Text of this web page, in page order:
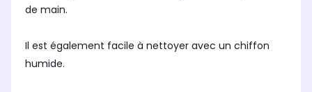
de main.
Il est également facile à nettoyer avec un chiffon
humide.